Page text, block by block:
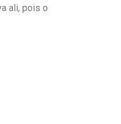
ali, pois o